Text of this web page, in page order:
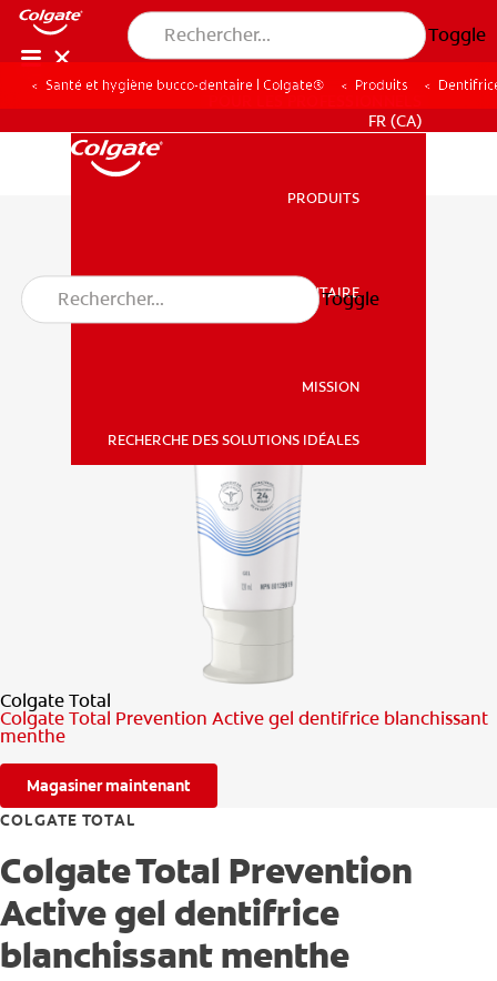
Toggle
SANTÉ BUCCO-DENTAIRE
RECHERCHE DES SOLUTIONS IDÉALES
FR (CA)
PRODUITS
SANTÉ BUCCO-DENTAIRE
MISSION
RECHERCHE DES SOLUTIONS IDÉALES
Toggle
Santé et hygiène bucco-dentaire | Colgate® Produits
Colgate Total
Colgate Total Prevention Active gel dentifrice blanchissant
menthe
Magasiner maintenant
COLGATE TOTAL
Colgate Total Prevention
Active gel dentifrice
blanchissant menthe